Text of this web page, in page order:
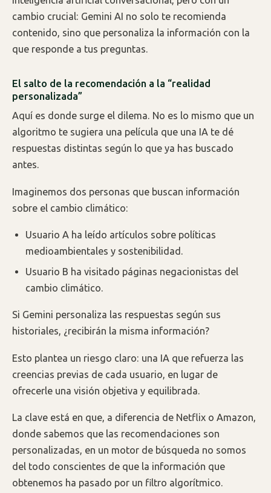
cambio crucial: Gemini AI no solo te recomienda
contenido, sino que personaliza la información con la
que responde a tus preguntas.
El salto de la recomendación a la “realidad
personalizada”
Aquí es donde surge el dilema. No es lo mismo que un
algoritmo te sugiera una película que una IA te dé
respuestas distintas según lo que ya has buscado
antes.
Imaginemos dos personas que buscan información
sobre el cambio climático:
Usuario A ha leído artículos sobre políticas
medioambientales y sostenibilidad.
Usuario B ha visitado páginas negacionistas del
cambio climático.
Si Gemini personaliza las respuestas según sus
historiales, ¿recibirán la misma información?
Esto plantea un riesgo claro: una IA que refuerza las
creencias previas de cada usuario, en lugar de
ofrecerle una visión objetiva y equilibrada.
La clave está en que, a diferencia de Netflix o Amazon,
donde sabemos que las recomendaciones son
personalizadas, en un motor de búsqueda no somos
del todo conscientes de que la información que
obtenemos ha pasado por un filtro algorítmico.